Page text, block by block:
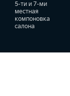
5-ти и 7-ми
местная
компоновка
салона